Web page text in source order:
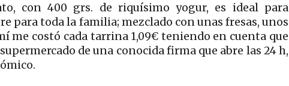
con 400 grs. de riquísimo yogur, es ideal para
para toda la familia; mezclado con unas fresas, unos
me costó cada tarrina 1,09€ teniendo en cuenta que
de una conocida firma que abre las 24 h,